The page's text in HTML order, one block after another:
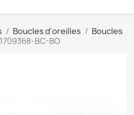
Boucles d'oreilles
Boucles
1709368-BC-BO